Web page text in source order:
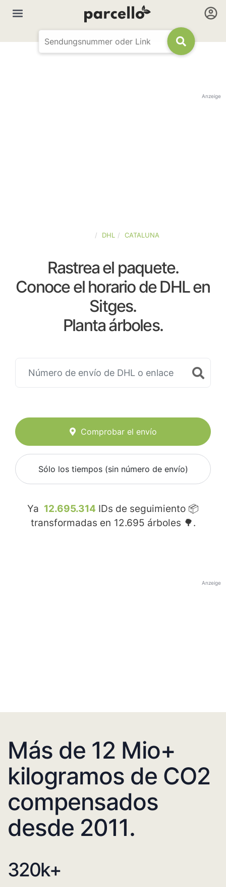
Anzeige
DHL CATALUNA
Rastrea el paquete.
Conoce el horario de DHL en
Sitges.
Planta árboles.
Comprobar el envío
Sólo los tiempos (sin número de envío)
Ya 12.695.314 IDs de seguimiento 📦
transformadas en 12.695 árboles 🌳.
Anzeige
Más de 12 Mio+
kilogramos de CO2
compensados
desde 2011.
320k+